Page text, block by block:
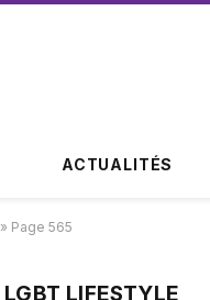
ACTUALITÉS
» Page 565
LGBT LIFESTYLE